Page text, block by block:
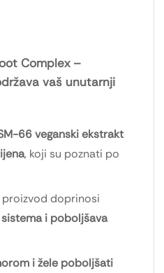
Complex –
vaš unutarnji
66 veganski ekstrakt
, koji su poznati po
doprinosi
i poboljšava
i žele poboljšati